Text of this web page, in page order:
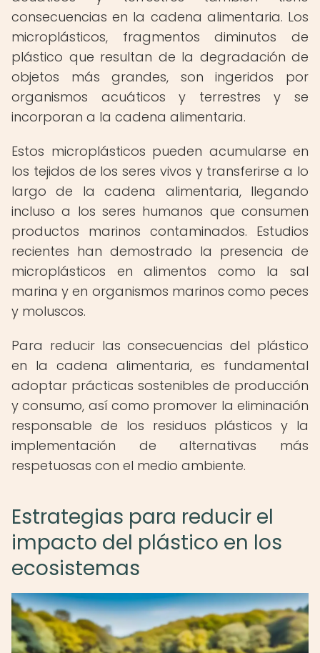
consecuencias en la cadena alimentaria. Los
microplásticos, fragmentos diminutos de
plástico que resultan de la degradación de
objetos más grandes, son ingeridos por
organismos acuáticos y terrestres y se
incorporan a la cadena alimentaria.
Estos microplásticos pueden acumularse en
los tejidos de los seres vivos y transferirse a lo
largo de la cadena alimentaria, llegando
incluso a los seres humanos que consumen
productos marinos contaminados. Estudios
recientes han demostrado la presencia de
microplásticos en alimentos como la sal
marina y en organismos marinos como peces
y moluscos.
Para reducir las consecuencias del plástico
en la cadena alimentaria, es fundamental
adoptar prácticas sostenibles de producción
y consumo, así como promover la eliminación
responsable de los residuos plásticos y la
implementación de alternativas más
respetuosas con el medio ambiente.
Estrategias para reducir el
impacto del plástico en los
ecosistemas